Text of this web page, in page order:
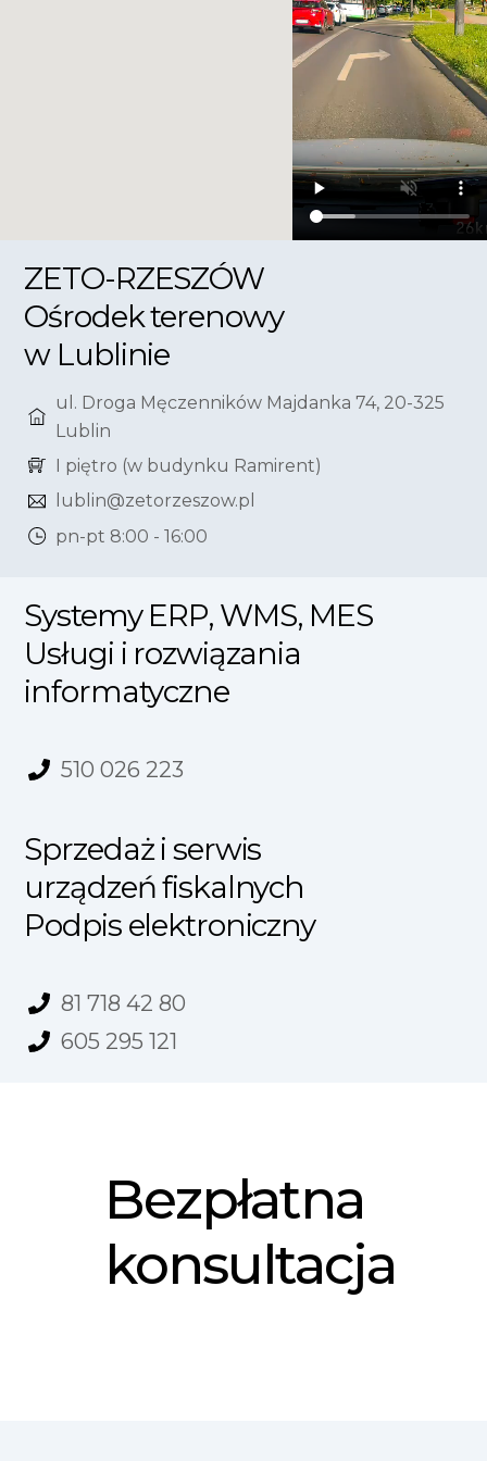
ZETO-RZESZÓW
Ośrodek terenowy
w Lublinie
ul. Droga Męczenników Majdanka 74, 20-325
Lublin
I piętro (w budynku Ramirent)
lublin@zetorzeszow.pl
pn-pt 8:00 - 16:00
Systemy ERP, WMS, MES
Usługi i rozwiązania
informatyczne
510 026 223
Sprzedaż i serwis
urządzeń fiskalnych
Podpis elektroniczny
81 718 42 80
605 295 121
Bezpłatna
konsultacja